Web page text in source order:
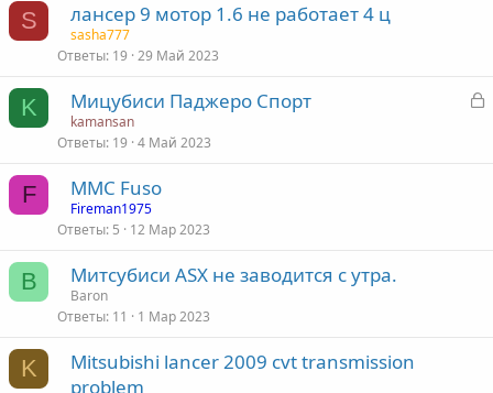
S лансер 9 мотор 1.6 не работает 4 ц
sasha777
Ответы 19 29 Май 2023
K
З
Мицубиси Паджеро Спорт
kamansan
Ответы 19 4 Май 2023
F MMC Fuso
Fireman1975
Ответы 5 12 Мар 2023
B Митсубиси ASX не заводится с утра.
Baron
Ответы 11 1 Мар 2023
K
Mitsubishi lancer 2009 cvt transmission
problem